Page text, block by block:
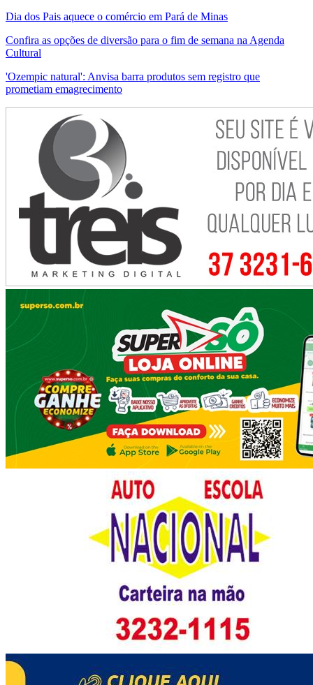
Dia dos Pais aquece o comércio em Pará de Minas
Confira as opções de diversão para o fim de semana na Agenda
Cultural
'Ozempic natural': Anvisa barra produtos sem registro que
prometiam emagrecimento